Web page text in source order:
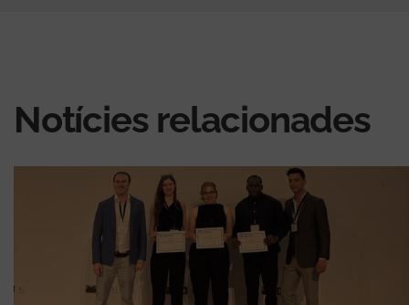
Notícies relacionades